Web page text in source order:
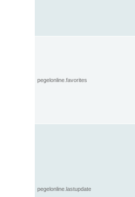
pegelonline.favorites
pegelonline.lastupdate